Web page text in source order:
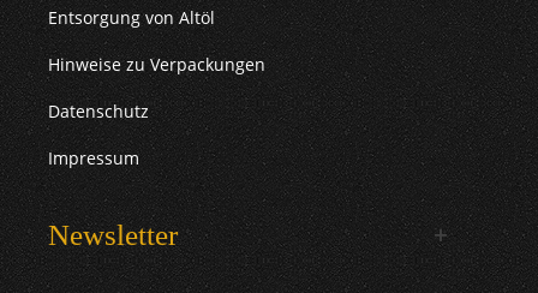
Entsorgung von Altöl
Hinweise zu Verpackungen
Datenschutz
Impressum
Newsletter